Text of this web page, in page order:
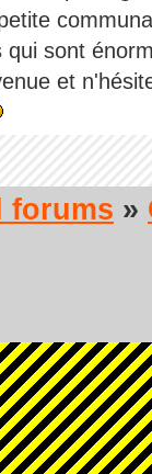
qui sont
et
forums »